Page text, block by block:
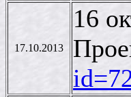
17.10.2013
16